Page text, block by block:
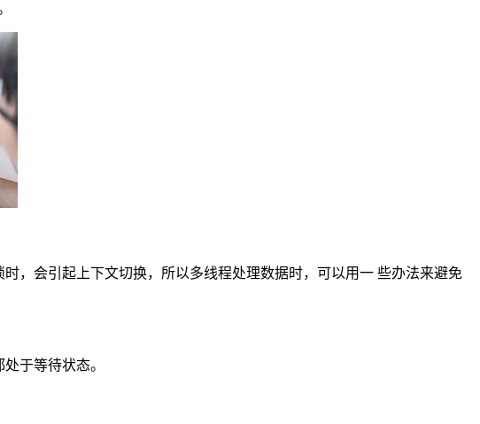
会引起上下文切换，所以多线程处理数据时，可以用一 些办法来避免
于等待状态。